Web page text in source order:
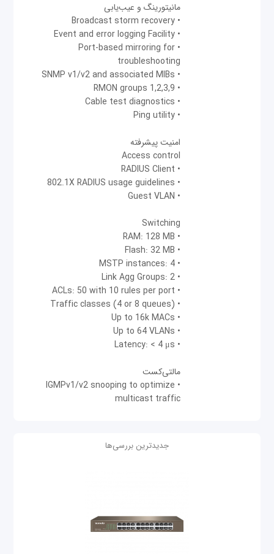
مانیتورینگ و عیب‌یابی
• Broadcast storm recovery
• Event and error logging Facility
• Port-based mirroring for
troubleshooting
• SNMP v1/v2 and associated MIBs
• RMON groups 1,2,3,9
• Cable test diagnostics
• Ping utility
امنیت پیشرفته
Access control
• RADIUS Client
• 802.1X RADIUS usage guidelines
• Guest VLAN
Switching
• RAM: 128 MB
• Flash: 32 MB
• MSTP instances: 4
• Link Agg Groups: 2
• ACLs: 50 with 10 rules per port
• Traffic classes (4 or 8 queues)
• Up to 16k MACs
• Up to 64 VLANs
• Latency: < 4 μs
مالتی‌کست
• IGMPv1/v2 snooping to optimize
multicast traffic
جدیدترین بررسی‌ها